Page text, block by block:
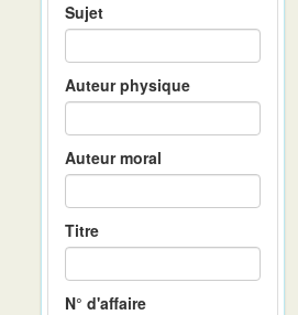
Sujet
Auteur physique
Auteur moral
Titre
N° d'affaire